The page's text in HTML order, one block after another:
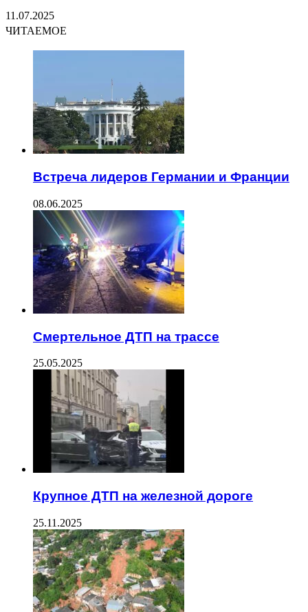
11.07.2025
ЧИТАЕМОЕ
Встреча лидеров Германии и Франции
08.06.2025
Смертельное ДТП на трассе
25.05.2025
Крупное ДТП на железной дороге
25.11.2025